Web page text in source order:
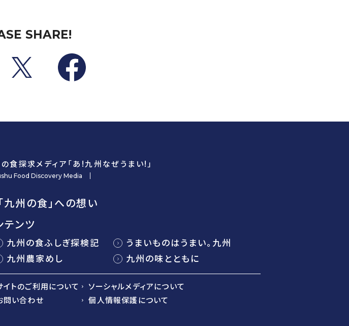
SHARE!
食探求メディア「あ!九州なぜうまい!」
Food Discovery Media
「九州の食」への想い
テンツ
九州の食ふしぎ探検記
うまいものはうまい。九州
九州農家めし
九州の味とともに
イトのご利用について
ソーシャルメディアについて
問い合わせ
個人情報保護について